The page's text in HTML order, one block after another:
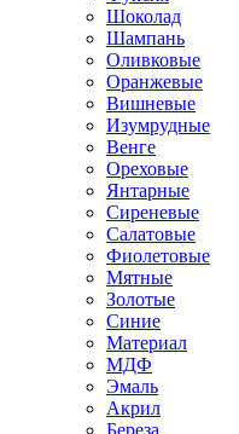
Шоколад
Шампань
Оливковые
Оранжевые
Вишневые
Изумрудные
Венге
Ореховые
Янтарные
Сиреневые
Салатовые
Фиолетовые
Мятные
Золотые
Синие
Материал
МДФ
Эмаль
Акрил
Береза